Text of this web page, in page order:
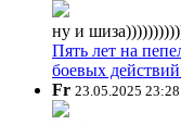
ну и
Пять лет на
боевых
Fr 23.05.2025 23:28